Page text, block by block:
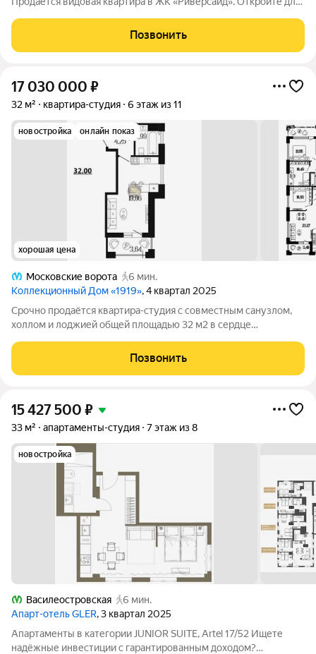
уютной студии с потрясающим видом на Черную речку и
панорамы города. Общая площадь
Позвонить
17 030 000 ₽
32 м² квартира-студия 6 этаж из 11
новостройка онлайн показ
хорошая цена
Московские ворота
6 мин.
Коллекционный Дом «1919», 4 квартал 2025
Срочно продаётся квартира-студия с совместным санузлом,
холлом и лоджией общей площадью 32 м2 в сердце
вписывается в городскую среду, при этом приковывает взгляд
выдержанным стилем и запоминающимися
Позвонить
15 427 500 ₽
33 м² апартаменты-студия 7 этаж из 8
новостройка
Василеостровская
6 мин.
Апарт-отель GLER, 3 квартал 2025
Апартаменты в категории JUNIOR SUITE, Artel 17/52 Ищете
надёжные инвестиции с гарантированным доходом?